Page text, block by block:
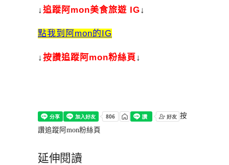
↓追蹤阿mon美食旅遊 IG↓
點我到阿mon的IG
↓按讚追蹤阿mon粉絲頁 ↓
按
讚追蹤阿mon粉絲頁
延伸閱讀